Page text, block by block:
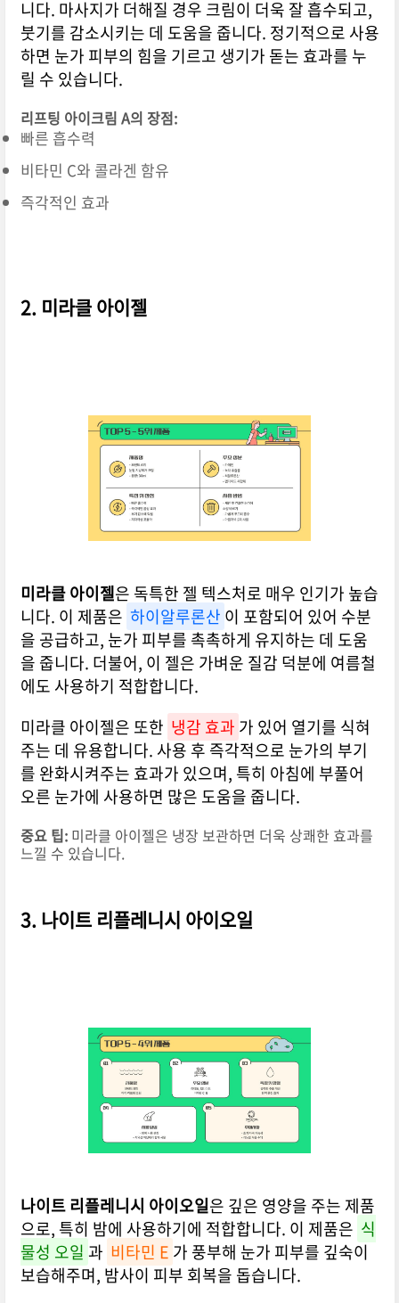
니다. 마사지가 더해질 경우 크림이 더욱 잘 흡수되고,
붓기를 감소시키는 데 도움을 줍니다. 정기적으로 사용
하면 눈가 피부의 힘을 기르고 생기가 돋는 효과를 누
릴 수 있습니다.
리프팅 아이크림 A의 장점:
빠른 흡수력
비타민 C와 콜라겐 함유
즉각적인 효과
2. 미라클 아이젤
미라클 아이젤은 독특한 젤 텍스처로 매우 인기가 높습
니다. 이 제품은 하이알루론산 이 포함되어 있어 수분
을 공급하고, 눈가 피부를 촉촉하게 유지하는 데 도움
을 줍니다. 더불어, 이 젤은 가벼운 질감 덕분에 여름철
에도 사용하기 적합합니다.
미라클 아이젤은 또한 냉감 효과 가 있어 열기를 식혀
주는 데 유용합니다. 사용 후 즉각적으로 눈가의 부기
를 완화시켜주는 효과가 있으며, 특히 아침에 부풀어
오른 눈가에 사용하면 많은 도움을 줍니다.
중요 팁:미라클 아이젤은 냉장 보관하면 더욱 상쾌한 효과를
느낄 수 있습니다.
3. 나이트 리플레니시 아이오일
나이트 리플레니시 아이오일은 깊은 영양을 주는 제품
으로, 특히 밤에 사용하기에 적합합니다. 이 제품은 식
물성 오일 과 비타민 E 가 풍부해 눈가 피부를 깊숙이
보습해주며, 밤사이 피부 회복을 돕습니다.